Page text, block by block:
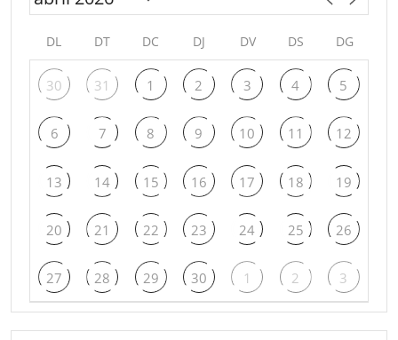
DL DT DC DJ DV DS DG
30 31 1 2 3 4 5
6 7 8 9 10 11 12
13 14 15 16 17 18 19
20 21 22 23 24 25 26
27 28 29 30 1 2 3